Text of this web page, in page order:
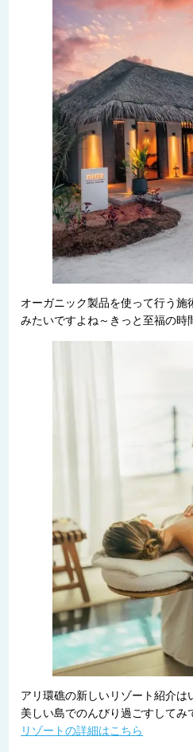
オーガニック製品を使って行う施
みたいですよね～きっと至福の時
アリ環礁の新しいリゾート紹介は
美しい島でのんびり過ごすしてみ
リゾートの詳細はこちら